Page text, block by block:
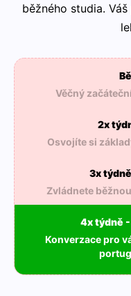
běžného studia.
Věčný
2x
Osvojíte si
3x
Zvládnete
4x týdně -
Konverzace pro